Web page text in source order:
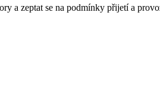
a zeptat se na podmínky přijetí a